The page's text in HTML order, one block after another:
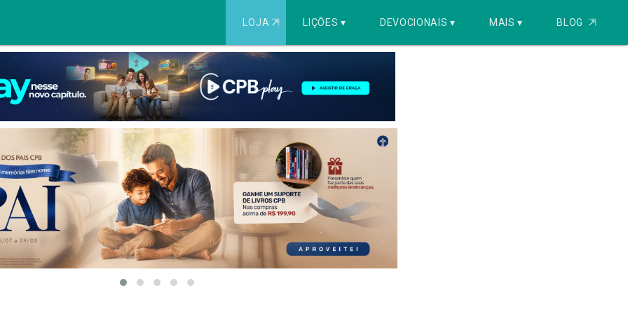
LOJA ⇱ LIÇÕES ▾ DEVOCIONAIS ▾ MAIS ▾ BLOG ⇱